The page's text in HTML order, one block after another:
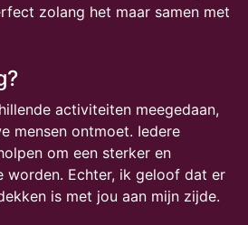
zolang het maar samen met
activiteiten meegedaan,
mensen ontmoet. Iedere
om een sterker en
worden. Echter, ik geloof dat er
is met jou aan mijn zijde.